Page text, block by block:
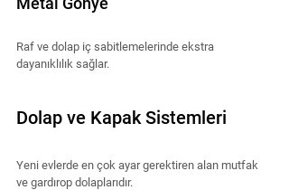
Raf ve dolap iç sabitlemelerinde ekstra
dayanıklılık sağlar.
Dolap ve Kapak Sistemleri
Yeni evlerde en çok ayar gerektiren alan mutfak
ve gardırop dolaplarıdır.